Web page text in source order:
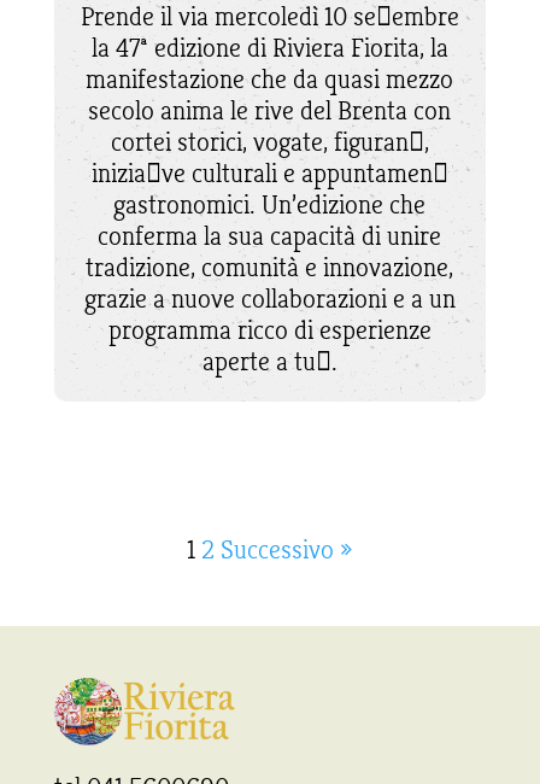
Prende il via mercoledì 10 se􀆩embre
la 47ª edizione di Riviera Fiorita, la
manifestazione che da quasi mezzo
secolo anima le rive del Brenta con
cortei storici, vogate, figuran􀆟,
inizia􀆟ve culturali e appuntamen􀆟
gastronomici. Un’edizione che
conferma la sua capacità di unire
tradizione, comunità e innovazione,
grazie a nuove collaborazioni e a un
programma ricco di esperienze
aperte a tu􀆫.
1 2 Successivo »